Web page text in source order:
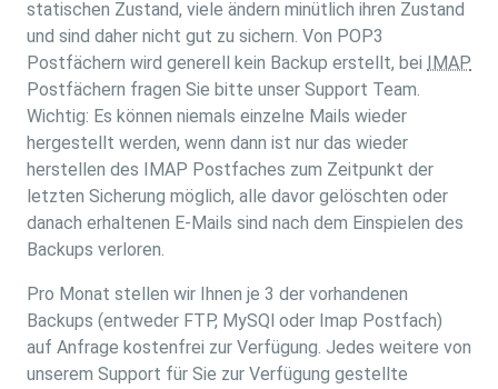
statischen Zustand, viele ändern minütlich ihren Zustand
und sind daher nicht gut zu sichern. Von POP3
Postfächern wird generell kein Backup erstellt, bei IMAP
Postfächern fragen Sie bitte unser Support Team.
Wichtig: Es können niemals einzelne Mails wieder
hergestellt werden, wenn dann ist nur das wieder
herstellen des IMAP Postfaches zum Zeitpunkt der
letzten Sicherung möglich, alle davor gelöschten oder
danach erhaltenen E-Mails sind nach dem Einspielen des
Backups verloren.
Pro Monat stellen wir Ihnen je 3 der vorhandenen
Backups (entweder FTP, MySQl oder Imap Postfach)
auf Anfrage kostenfrei zur Verfügung. Jedes weitere von
unserem Support für Sie zur Verfügung gestellte